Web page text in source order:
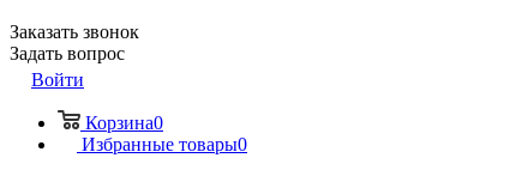
Заказать звонок
Задать вопрос
Войти
Корзина0
Избранные товары0